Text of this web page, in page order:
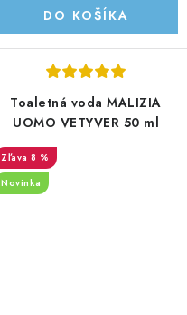
DO KOŠÍKA
Toaletná voda MALIZIA
UOMO VETYVER 50 ml
8 %
Novinka